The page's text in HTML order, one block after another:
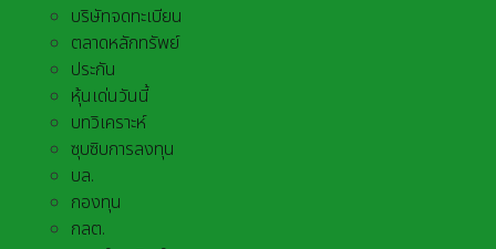
บริษัทจดทะเบียน
ตลาดหลักทรัพย์
ประกัน
หุ้นเด่นวันนี้
บทวิเคราะห์
ซุบซิบการลงทุน
บล.
กองทุน
กลต.